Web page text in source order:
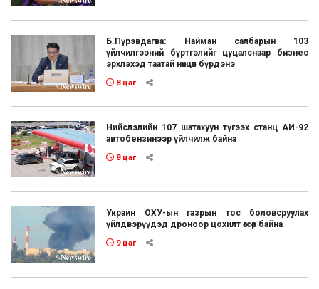
Б.Пүрэвдагва: Найман салбарын 103
үйлчилгээний бүртгэлийг цуцалснаар бизнес
эрхлэхэд таатай нөхцөл бүрдэнэ
8 цаг
Нийслэлийн 107 шатахуун түгээх станц АИ-92
автобензинээр үйлчилж байна
8 цаг
Украин ОХУ-ын газрын тос боловсруулах
үйлдвэрүүдэд дроноор цохилт өгсөөр байна
9 цаг